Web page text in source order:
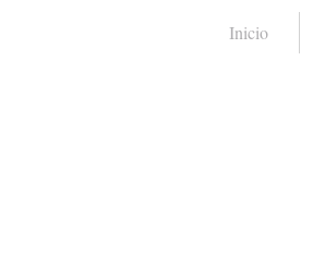
Inicio